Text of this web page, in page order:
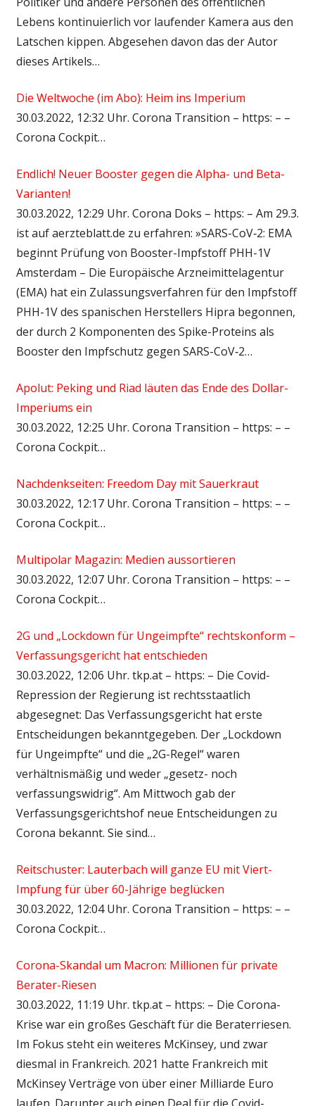
Lebens kontinuierlich vor laufender Kamera aus den
Latschen kippen. Abgesehen davon das der Autor
dieses Artikels…
Die Weltwoche (im Abo): Heim ins Imperium
30.03.2022, 12:32 Uhr. Corona Transition – https: – –
Corona Cockpit…
Endlich! Neuer Booster gegen die Alpha- und Beta-
Varianten!
30.03.2022, 12:29 Uhr. Corona Doks – https: – Am 29.3.
ist auf aerzteblatt.de zu erfahren: »SARS-CoV‑2: EMA
beginnt Prüfung von Booster-Impfstoff PHH-1V
Amsterdam – Die Europäische Arzneimittelagentur
(EMA) hat ein Zulassungsverfahren für den Impfstoff
PHH-1V des spanischen Herstellers Hipra begonnen,
der durch 2 Komponenten des Spike-Proteins als
Booster den Impfschutz gegen SARS-CoV‑2…
Apolut: Peking und Riad läuten das Ende des Dollar-
Imperiums ein
30.03.2022, 12:25 Uhr. Corona Transition – https: – –
Corona Cockpit…
Nachdenkseiten: Freedom Day mit Sauerkraut
30.03.2022, 12:17 Uhr. Corona Transition – https: – –
Corona Cockpit…
Multipolar Magazin: Medien aussortieren
30.03.2022, 12:07 Uhr. Corona Transition – https: – –
Corona Cockpit…
2G und „Lockdown für Ungeimpfte“ rechtskonform –
Verfassungsgericht hat entschieden
30.03.2022, 12:06 Uhr. tkp.at – https: – Die Covid-
Repression der Regierung ist rechtsstaatlich
abgesegnet: Das Verfassungsgericht hat erste
Entscheidungen bekanntgegeben. Der „Lockdown
für Ungeimpfte“ und die „2G-Regel“ waren
verhältnismäßig und weder „gesetz- noch
verfassungswidrig“. Am Mittwoch gab der
Verfassungsgerichtshof neue Entscheidungen zu
Corona bekannt. Sie sind…
Reitschuster: Lauterbach will ganze EU mit Viert-
Impfung für über 60-Jährige beglücken
30.03.2022, 12:04 Uhr. Corona Transition – https: – –
Corona Cockpit…
Corona-Skandal um Macron: Millionen für private
Berater-Riesen
30.03.2022, 11:19 Uhr. tkp.at – https: – Die Corona-
Krise war ein großes Geschäft für die Beraterriesen.
Im Fokus steht ein weiteres McKinsey, und zwar
diesmal in Frankreich. 2021 hatte Frankreich mit
McKinsey Verträge von über einer Milliarde Euro